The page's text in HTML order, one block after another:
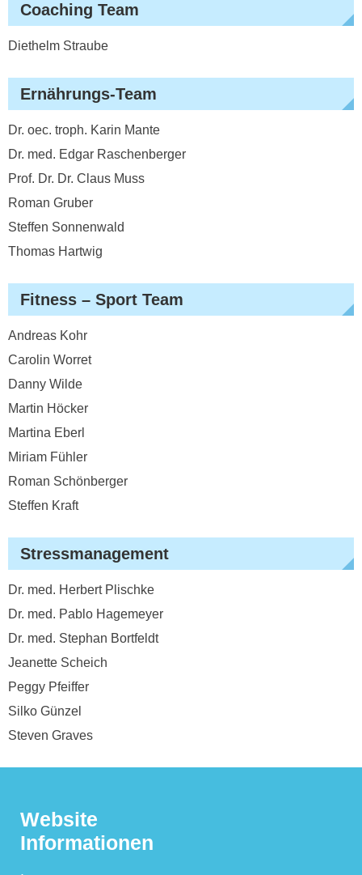
Coaching Team
Diethelm Straube
Ernährungs-Team
Dr. oec. troph. Karin Mante
Dr. med. Edgar Raschenberger
Prof. Dr. Dr. Claus Muss
Roman Gruber
Steffen Sonnenwald
Thomas Hartwig
Fitness – Sport Team
Andreas Kohr
Carolin Worret
Danny Wilde
Martin Höcker
Martina Eberl
Miriam Fühler
Roman Schönberger
Steffen Kraft
Stressmanagement
Dr. med. Herbert Plischke
Dr. med. Pablo Hagemeyer
Dr. med. Stephan Bortfeldt
Jeanette Scheich
Peggy Pfeiffer
Silko Günzel
Steven Graves
Website
Informationen